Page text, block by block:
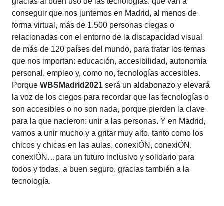
conseguir que nos juntemos en Madrid, al menos de
forma virtual, más de 1.500 personas ciegas o
relacionadas con el entorno de la discapacidad visual
de más de 120 países del mundo, para tratar los temas
que nos importan: educación, accesibilidad, autonomía
personal, empleo y, como no, tecnologías accesibles.
Porque WBSMadrid2021 será un aldabonazo y elevará
la voz de los ciegos para recordar que las tecnologías o
son accesibles o no son nada, porque pierden la clave
para la que nacieron: unir a las personas. Y en Madrid,
vamos a unir mucho y a gritar muy alto, tanto como los
chicos y chicas en las aulas, conexiÓN, conexiÓN,
conexiÓN…para un futuro inclusivo y solidario para
todos y todas, a buen seguro, gracias también a la
tecnología.